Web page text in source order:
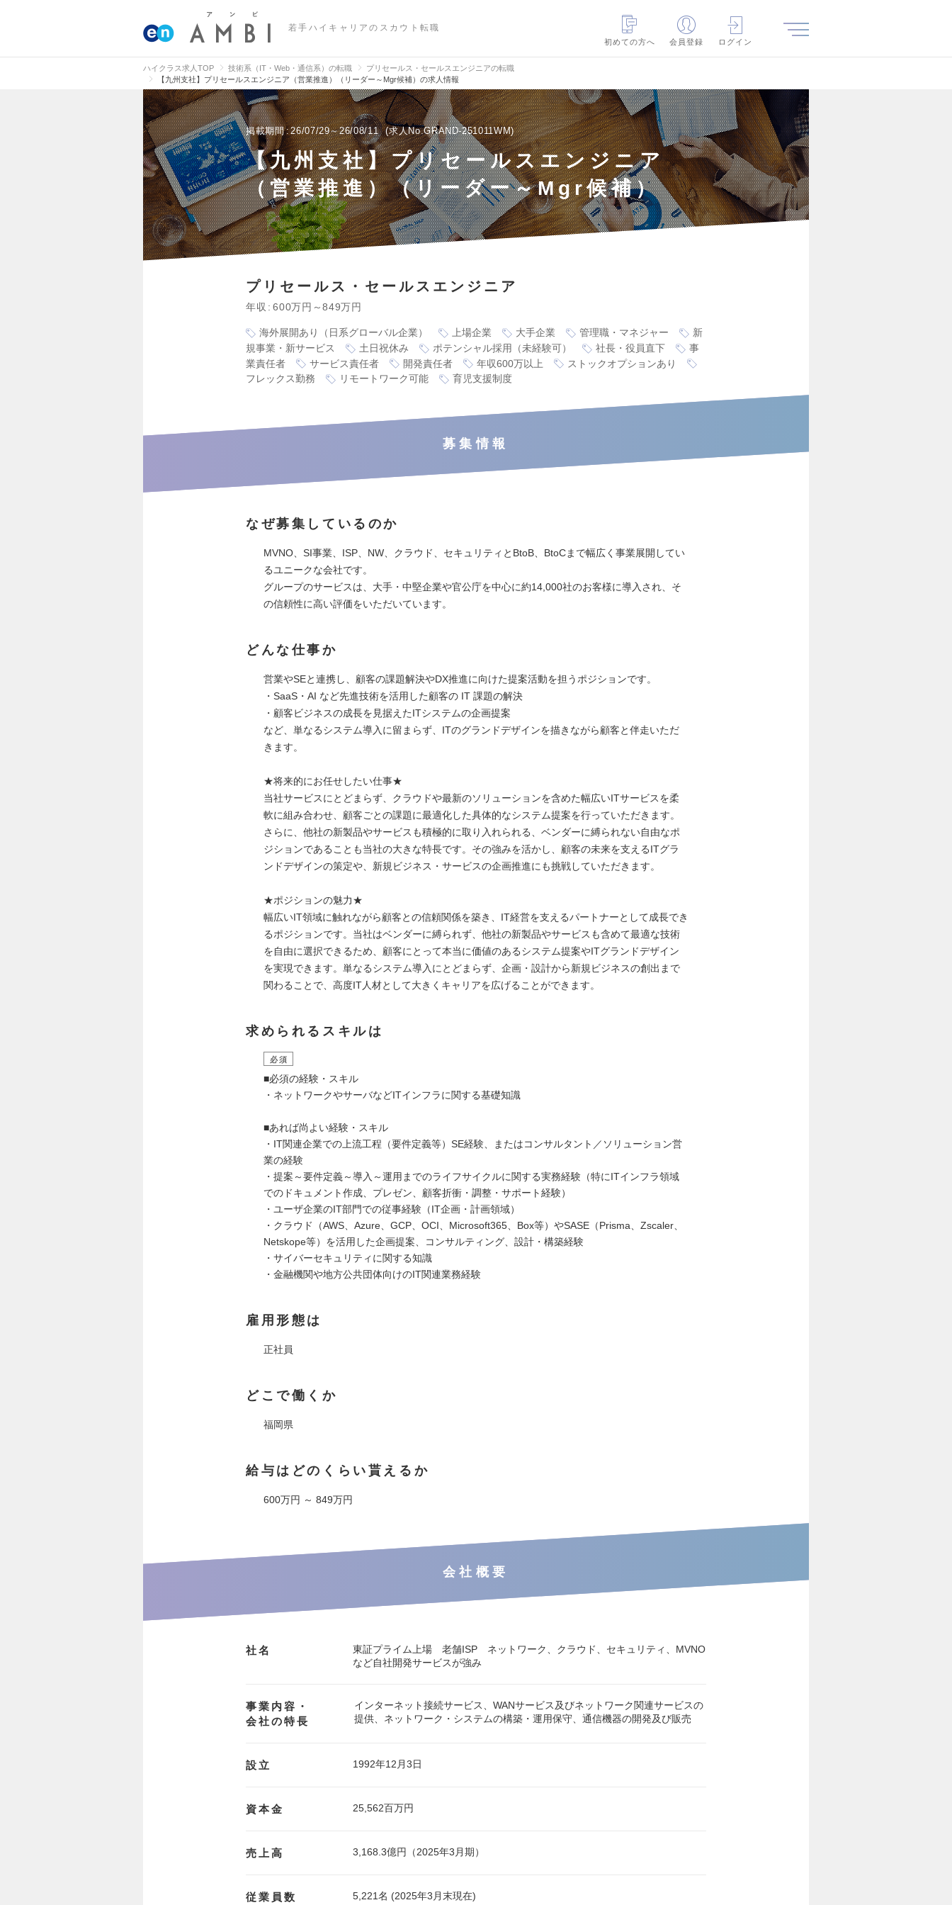
若手ハイキャリアのスカウト転職
初めての方へ
会員登録 ログイン
ハイクラス求人TOP 技術系（IT・Web・通信系）の転職
プリセールス・セールスエンジニアの転職
【九州支社】プリセールスエンジニア（営業推進）（リーダー～Mgr候補）の求人情報
掲載期間 26/07/29～26/08/11 求人No.GRAND-251011WM
【九州支社】プリセールスエンジニア
（営業推進）（リーダー～Mgr候補）
プリセールス・セールスエンジニア
年収 600万円～849万円
海外展開あり（日系グローバル企業） 上場企業 大手企業 管理職・マネジャー
新
規事業・新サービス
土日祝休み ポテンシャル採用（未経験可） 社長・役員直下
事
業責任者
サービス責任者 開発責任者 年収600万以上
ストックオプションあり
フレックス勤務
リモートワーク可能 育児支援制度
募集情報
なぜ募集しているのか
MVNO、SI事業、ISP、NW、クラウド、セキュリティとBtoB、BtoCまで幅広く事業展開してい
るユニークな会社です。
グループのサービスは、大手・中堅企業や官公庁を中心に約14,000社のお客様に導入され、そ
の信頼性に高い評価をいただいています。
どんな仕事か
営業やSEと連携し、顧客の課題解決やDX推進に向けた提案活動を担うポジションです。
・SaaS・AI など先進技術を活用した顧客の IT 課題の解決
・顧客ビジネスの成長を見据えたITシステムの企画提案
など、単なるシステム導入に留まらず、ITのグランドデザインを描きながら顧客と伴走いただ
きます。
★将来的にお任せしたい仕事★
当社サービスにとどまらず、クラウドや最新のソリューションを含めた幅広いITサービスを柔
軟に組み合わせ、顧客ごとの課題に最適化した具体的なシステム提案を行っていただきます。
さらに、他社の新製品やサービスも積極的に取り入れられる、ベンダーに縛られない自由なポ
ジションであることも当社の大きな特長です。その強みを活かし、顧客の未来を支えるITグラ
ンドデザインの策定や、新規ビジネス・サービスの企画推進にも挑戦していただきます。
★ポジションの魅力★
幅広いIT領域に触れながら顧客との信頼関係を築き、IT経営を支えるパートナーとして成長でき
るポジションです。当社はベンダーに縛られず、他社の新製品やサービスも含めて最適な技術
を自由に選択できるため、顧客にとって本当に価値のあるシステム提案やITグランドデザイン
を実現できます。単なるシステム導入にとどまらず、企画・設計から新規ビジネスの創出まで
関わることで、高度IT人材として大きくキャリアを広げることができます。
求められるスキルは
必須
■必須の経験・スキル
・ネットワークやサーバなどITインフラに関する基礎知識
■あれば尚よい経験・スキル
・IT関連企業での上流工程（要件定義等）SE経験、またはコンサルタント／ソリューション営
業の経験
・提案～要件定義～導入～運用までのライフサイクルに関する実務経験（特にITインフラ領域
でのドキュメント作成、プレゼン、顧客折衝・調整・サポート経験）
・ユーザ企業のIT部門での従事経験（IT企画・計画領域）
・クラウド（AWS、Azure、GCP、OCI、Microsoft365、Box等）やSASE（Prisma、Zscaler、
Netskope等）を活用した企画提案、コンサルティング、設計・構築経験
・サイバーセキュリティに関する知識
・金融機関や地方公共団体向けのIT関連業務経験
雇用形態は
正社員
どこで働くか
福岡県
給与はどのくらい貰えるか
600万円 ～ 849万円
会社概要
社名
東証プライム上場 老舗ISP ネットワーク、クラウド、セキュリティ、MVNO
など自社開発サービスが強み
事業内容・
会社の特長
インターネット接続サービス、WANサービス及びネットワーク関連サービスの
提供、ネットワーク・システムの構築・運用保守、通信機器の開発及び販売
設立 1992年12月3日
資本金 25,562百万円
売上高 3,168.3億円（2025年3月期）
従業員数 5,221名 (2025年3月末現在)